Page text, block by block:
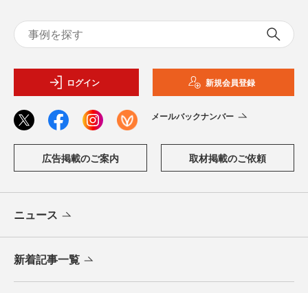
ログイン 新規会員登録
メールバックナンバー
広告掲載のご案内 取材掲載のご依頼
ニュース
新着記事一覧